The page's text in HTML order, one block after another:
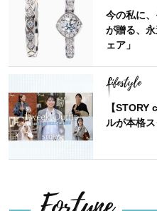
今の私に
が贈る、
ェア」
Lifestyle
【
ルが本格ス